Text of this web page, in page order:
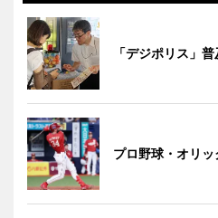
「デジポリス」
プロ野球・オリ